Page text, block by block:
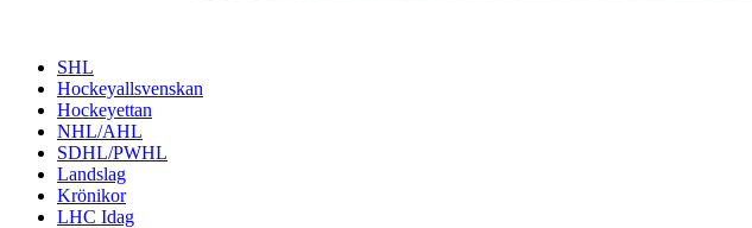
SHL
Hockeyallsvenskan
Hockeyettan
NHL/AHL
SDHL/PWHL
Landslag
Krönikor
LHC Idag